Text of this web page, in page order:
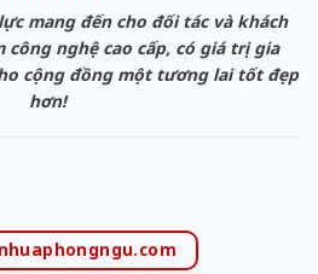
mang đến cho đối tác và khách
công nghệ cao cấp, có giá trị gia
cộng đồng một tương lai tốt đẹp
hơn!